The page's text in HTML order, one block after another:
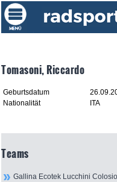
Tomasoni, Riccardo
Geburtsdatum
Nationalität
ITA
Teams
Gallina Ecotek Lucchini Colosio